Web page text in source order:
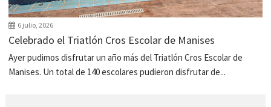
6 julio, 2026
Celebrado el Triatlón Cros Escolar de Manises
Ayer pudimos disfrutar un año más del Triatlón Cros Escolar de
Manises. Un total de 140 escolares pudieron disfrutar de...